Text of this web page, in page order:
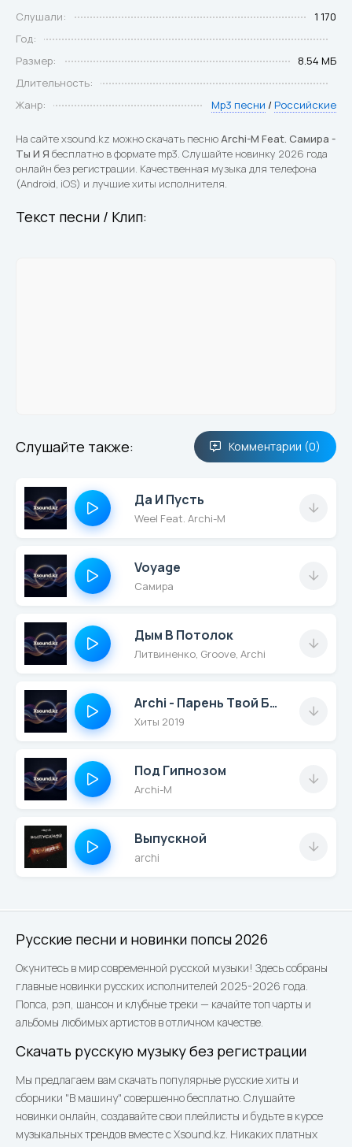
Русские песни и новинки попсы 2026
Окунитесь в мир современной русской музыки! Здесь собраны
главные новинки русских исполнителей 2025-2026 года.
Попса, рэп, шансон и клубные треки — качайте топ чарты и
альбомы любимых артистов в отличном качестве.
Скачать русскую музыку без регистрации
Мы предлагаем вам скачать популярные русские хиты и
сборники "В машину" совершенно бесплатно. Слушайте
новинки онлайн, создавайте свои плейлисты и будьте в курсе
музыкальных трендов вместе с Xsound.kz. Никаких платных
Слушали:
1 170
Год:
Размер:
8.54 МБ
Длительность:
Жанр:
Mp3 песни / Российские
На сайте xsound.kz можно скачать песнюArchi-M Feat. Самира -
Ты И Я бесплатно в формате mp3. Слушайте новинку 2026 года
онлайн без регистрации. Качественная музыка для телефона
(Android, iOS) и лучшие хиты исполнителя.
Текст песни / Клип:
Слушайте также: Комментарии (0)
Да И Пусть
Weel Feat. Archi-M
Voyage
Самира
Дым В Потолок
Литвиненко, Groove, Archi
Archi - Парень Твой Бандит
Хиты 2019
Под Гипнозом
Archi-M
Выпускной
archi